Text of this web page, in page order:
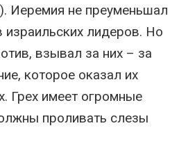
Иеремия не преуменьшал
израильских лидеров. Но
взывал за них – за
которое оказал их
Грех имеет огромные
проливать слезы